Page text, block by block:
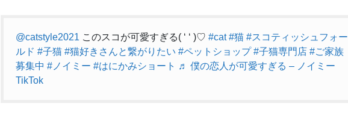
@catstyle2021 このスコが可愛すぎる( ‘ ‘ )♡ #cat #猫 #スコティッシュフォー
ルド #子猫 #猫好きさんと繋がりたい #ペットショップ #子猫専門店 #ご家族
募集中 #ノイミー #はにかみショート ♬ 僕の恋人が可愛すぎる – ノイミー
TikTok